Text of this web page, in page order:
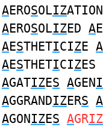
AEROSOLIZ
AEROSOLIZED A
AESTHETICIZE A
AESTHETICIZES
AGATIZES AGEN
AGGRANDIZERS A
AGONIZES AGRIZ